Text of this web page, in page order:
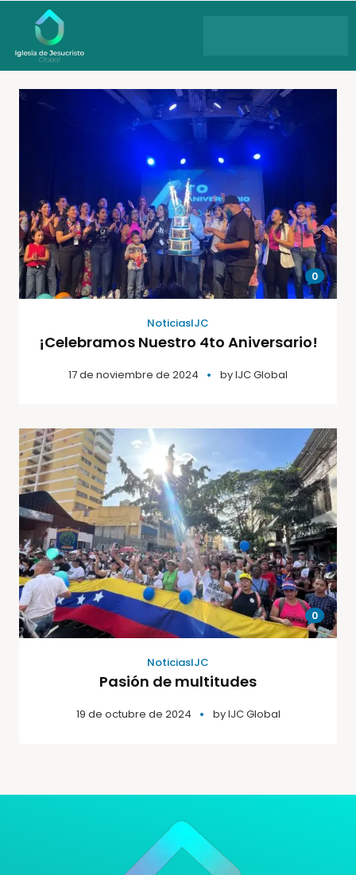
0
NoticiasIJC
¡Celebramos Nuestro 4to Aniversario!
17 de noviembre de 2024 byIJC Global
0
NoticiasIJC
Pasión de multitudes
19 de octubre de 2024 byIJC Global